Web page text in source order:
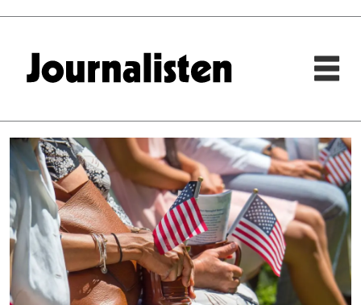
Tag:
nmd